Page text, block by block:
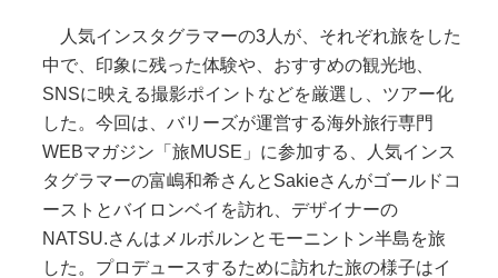
人気インスタグラマーの3人が、それぞれ旅をした
中で、印象に残った体験や、おすすめの観光地、
SNSに映える撮影ポイントなどを厳選し、ツアー化
した。今回は、バリーズが運営する海外旅行専門
WEBマガジン「旅MUSE」に参加する、人気インス
タグラマーの富嶋和希さんとSakieさんがゴールドコ
ーストとバイロンベイを訪れ、デザイナーの
NATSU.さんはメルボルンとモーニントン半島を旅
した。プロデュースするために訪れた旅の様子はイ